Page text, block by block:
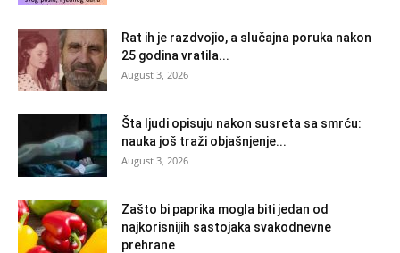
Rat ih je razdvojio, a slučajna poruka nakon
25 godina vratila...
August 3, 2026
Šta ljudi opisuju nakon susreta sa smrću:
nauka još traži objašnjenje...
August 3, 2026
Zašto bi paprika mogla biti jedan od
najkorisnijih sastojaka svakodnevne
prehrane